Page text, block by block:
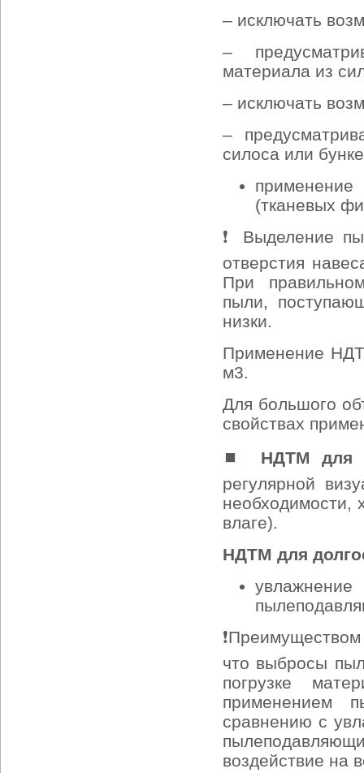
– исключать
–
материала из
– исключать
–
силоса или
(тканевых
❗ Выделение
отверстия
При
пыли,
низки.
Применение
м3.
Для большого
свойствах
⏹ НДТМ для
регулярной
необходимости,
влаге).
НДТМ для
что выбросы
погрузке
применением
сравнению с
воздействие на